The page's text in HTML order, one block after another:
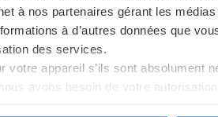
à nos partenaires gérant les
à d’autres données que
des services.
appareil s’ils sont absolument
avons besoin de votre